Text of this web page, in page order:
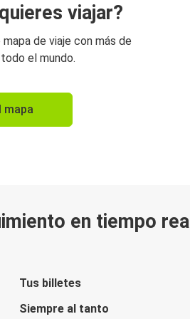
viajar?
de viaje con más de
el mundo.
mapa
en tiempo real
Tus billetes
Siempre al tanto